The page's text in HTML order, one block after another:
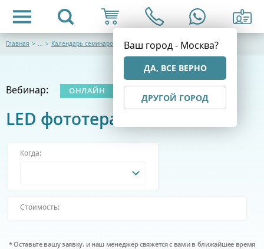
Ваш город - Москва?
ДА, ВСЕ ВЕРНО
ДРУГОЙ ГОРОД
Главная > ... > Календарь семинаров
Вебинар: ОНЛАЙН
LED фототерапия
Когда:
Стоимость:
* Оставьте вашу заявку, и наш менеджер свяжется с вами в ближайшее время